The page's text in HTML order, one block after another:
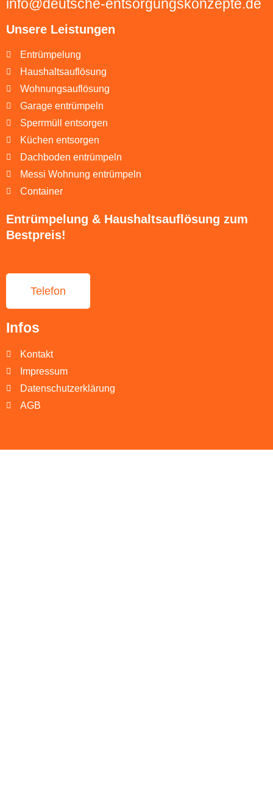
info@deutsche-entsorgungskonzepte.de
Unsere Leistungen
Entrümpelung
Haushaltsauflösung
Wohnungsauflösung
Garage entrümpeln
Sperrmüll entsorgen
Küchen entsorgen
Dachboden entrümpeln
Messi Wohnung entrümpeln
Container
Entrümpelung & Haushaltsauflösung zum
Bestpreis!
Telefon
Infos
Kontakt
Impressum
Datenschutzerklärung
AGB